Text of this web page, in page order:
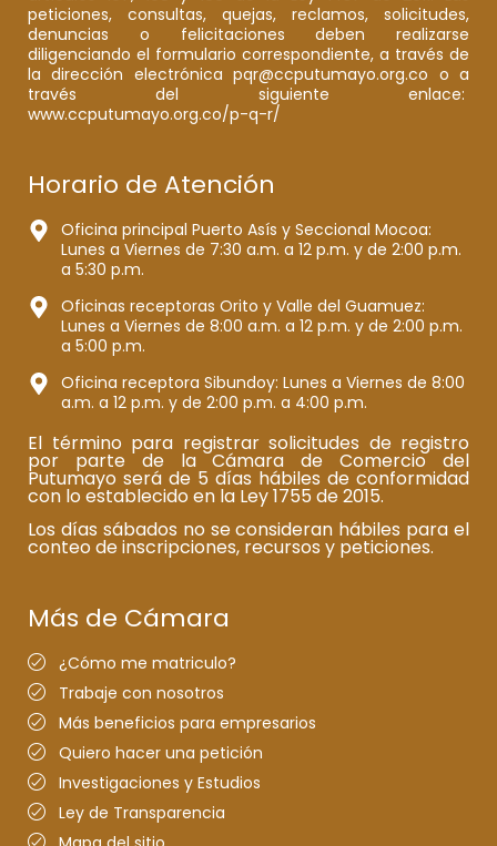
peticiones, consultas, quejas, reclamos, solicitudes,
denuncias o felicitaciones deben realizarse
diligenciando el formulario correspondiente, a través de
la dirección electrónica pqr@ccputumayo.org.co o a
través del siguiente enlace:
www.ccputumayo.org.co/p-q-r/
Horario de Atención
Oficina principal Puerto Asís y Seccional Mocoa:
Lunes a Viernes de 7:30 a.m. a 12 p.m. y de 2:00 p.m.
a 5:30 p.m.
Oficinas receptoras Orito y Valle del Guamuez:
Lunes a Viernes de 8:00 a.m. a 12 p.m. y de 2:00 p.m.
a 5:00 p.m.
Oficina receptora Sibundoy: Lunes a Viernes de 8:00
a.m. a 12 p.m. y de 2:00 p.m. a 4:00 p.m.
El término para registrar solicitudes de registro
por parte de la Cámara de Comercio del
Putumayo será de 5 días hábiles de conformidad
con lo establecido en la Ley 1755 de 2015.
Los días sábados no se consideran hábiles para el
conteo de inscripciones, recursos y peticiones.
Más de Cámara
¿Cómo me matriculo?
Trabaje con nosotros
Más beneficios para empresarios
Quiero hacer una petición
Investigaciones y Estudios
Ley de Transparencia